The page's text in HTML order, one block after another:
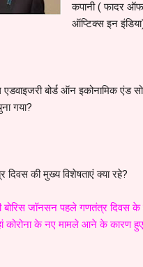
कपानी ( फादर
ऑप्टिक्स इन
बोर्ड ऑन इकोनामिक एंड
गया?
की मुख्य विशेषताएं क्या रहे?
बोरिस जॉनसन पहले गणतंत्र दिवस
कोरोना के नए मामले आने के कारण